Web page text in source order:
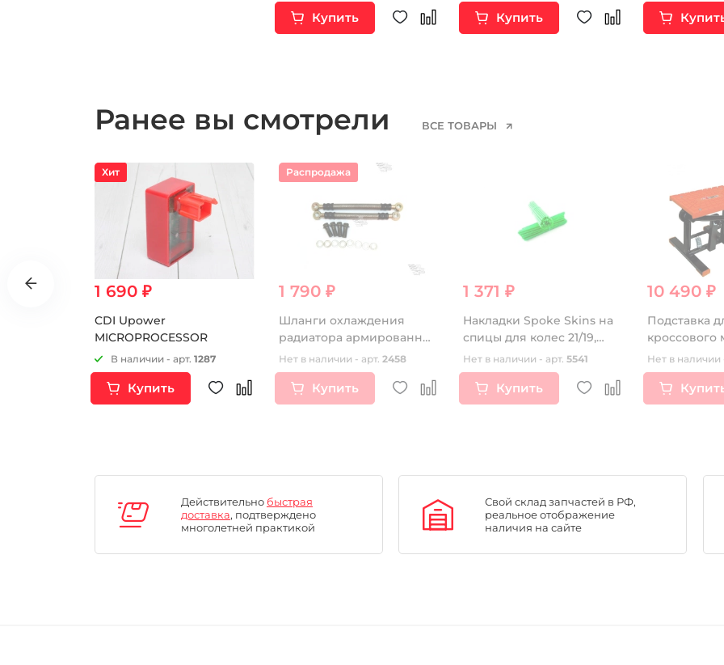
Купить Купить
Ранее вы смотрели ВСЕ ТОВАРЫ
Хит
1 690 ₽
CDI Upower
MICROPROCESSOR
В наличии - арт. 1287
Купить
Распродажа
1 790 ₽
Шланги охлаждения
радиатора армированные
125/140cc 10х10
Нет в наличии - арт. 2458
Купить
1 371 ₽
Накладки Spoke Skins на
спицы для колес 21/19,
21/18 (комплект 76шт)
зеленые
Нет в наличии - арт. 5541
Купить
10 490 ₽
Подставка
кроссового
лифтом R-
Нет в наличии
Действительно быстрая
доставка, подтверждено
многолетней практикой
Свой склад запчастей в РФ,
реальное отображение
наличия на сайте